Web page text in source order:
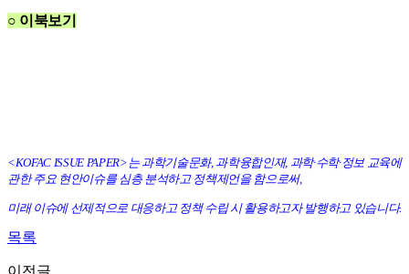
○ 이북보기
<KOFAC ISSUE PAPER>는 과학기술문화, 과학융합인재, 과학·수학·정보 교육에
관한 주요 현안이슈를 심층 분석하고 정책제언을 함으로써,
미래 이슈에 선제적으로 대응하고 정책 수립 시 활용하고자 발행하고 있습니다.
목록
이전글